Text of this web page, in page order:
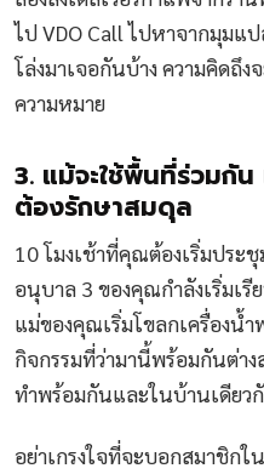
ไป VDO Call ไปหาจากมุมแ
โล่งมาเจอกันบ้าง ความคิดถึ
ความหมาย
3. แม้จะใช้พื้นที่ร่วมกั
ต้องรักษาสมดุล
10 โมงเช้าที่คุณต้องเริ่มประ
อนุบาล 3 ของคุณกำลังเริ่มเ
แม่ของคุณเริ่มโขลกเครื่องน้ำ
กิจกรรมที่ว่ามานี้พร้อมกันต่า
ทำพร้อมกันและในบ้านเดียว
อย่าเกรงใจที่จะบอกสมาชิก